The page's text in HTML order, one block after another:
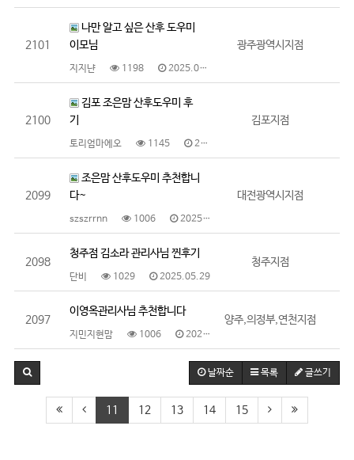
2101
나만 알고 싶은 산후 도우미
이모님
지지냔 1198 2025.05.29
광주광역시지점
2100
김포 조은맘 산후도우미 후
기
토리엄마에오 1145 2025.05.29
김포지점
2099
조은맘 산후도우미 추천합니
다~
szszrrnn 1006 2025.05.29
대전광역시지점
2098
청주점 김소라 관리사님 찐후기
단비 1029 2025.05.29
청주지점
2097
이영옥관리사님 추천합니다
지민지현맘 1006 2025.05.28
양주,의정부,연천지점
날짜순 목록 글쓰기
11 12 13 14 15